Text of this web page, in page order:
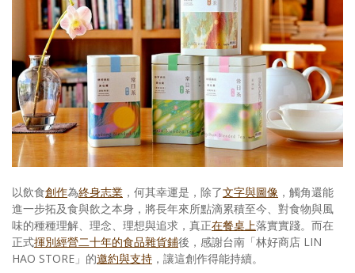
日記簿
餐桌週記
享樂隨手拍
照相簿
影音區
歷史區
關於Yilan
以飲食創作為終身志業 ，何其幸運是，除了文字與圖像 ，觸角還能
進一步拓及食與飲之本身，將長年來所點滴累積至今、對食物與風
味的種種理解、理念、理想與追求，真正在餐桌上落實實踐。而在
正式揮別經營二十年的食品雜貨鋪後，感謝台南「林好商店 LIN
HAO STORE」的邀約與支持 ，讓這創作得能持續。